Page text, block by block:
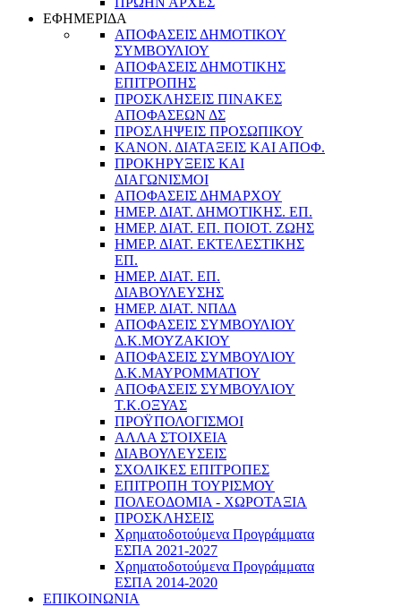
ΕΦΗΜΕΡΙΔΑ
ΑΠΟΦΑΣΕΙΣ ΔΗΜΟΤΙΚΟΥ
ΣΥΜΒΟΥΛΙΟΥ
ΑΠΟΦΑΣΕΙΣ ΔΗΜΟΤΙΚΗΣ
ΕΠΙΤΡΟΠΗΣ
ΠΡΟΣΚΛΗΣΕΙΣ ΠΙΝΑΚΕΣ
ΑΠΟΦΑΣΕΩΝ ΔΣ
ΠΡΟΣΛΗΨΕΙΣ ΠΡΟΣΩΠΙΚΟΥ
ΚΑΝΟΝ. ΔΙΑΤΑΞΕΙΣ ΚΑΙ ΑΠΟΦ.
ΠΡΟΚΗΡΥΞΕΙΣ ΚΑΙ
ΔΙΑΓΩΝΙΣΜΟΙ
ΑΠΟΦΑΣΕΙΣ ΔΗΜΑΡΧΟΥ
ΗΜΕΡ. ΔΙΑΤ. ΔΗΜΟΤΙΚΗΣ. ΕΠ.
ΗΜΕΡ. ΔΙΑΤ. ΕΠ. ΠΟΙOΤ. ΖΩΗΣ
ΗΜΕΡ. ΔΙΑΤ. ΕΚΤΕΛΕΣΤΙΚΗΣ
ΕΠ.
ΗΜΕΡ. ΔΙΑΤ. ΕΠ.
ΔΙΑΒΟΥΛΕΥΣΗΣ
ΗΜΕΡ. ΔΙΑΤ. ΝΠΔΔ
ΑΠΟΦΑΣΕΙΣ ΣΥΜΒΟΥΛΙΟΥ
Δ.Κ.ΜΟΥΖΑΚΙΟΥ
ΑΠΟΦΑΣΕΙΣ ΣΥΜΒΟΥΛΙΟΥ
Δ.Κ.ΜΑΥΡΟΜΜΑΤΙΟΥ
ΑΠΟΦΑΣΕΙΣ ΣΥΜΒΟΥΛΙΟΥ
Τ.Κ.ΟΞΥΑΣ
ΠΡΟΫΠΟΛΟΓΙΣΜΟΙ
ΑΛΛΑ ΣΤΟΙΧΕΙΑ
ΔΙΑΒΟΥΛΕΥΣΕΙΣ
ΣΧΟΛΙΚΕΣ ΕΠΙΤΡΟΠΕΣ
ΕΠΙΤΡΟΠΗ ΤΟΥΡΙΣΜΟΥ
ΠΟΛΕΟΔΟΜΙΑ - ΧΩΡΟΤΑΞΙΑ
ΠΡΟΣΚΛΗΣΕΙΣ
Χρηματοδοτούμενα Προγράμματα
ΕΣΠΑ 2021-2027
Χρηματοδοτούμενα Προγράμματα
ΕΣΠΑ 2014-2020
ΕΠΙΚΟΙΝΩΝΙΑ